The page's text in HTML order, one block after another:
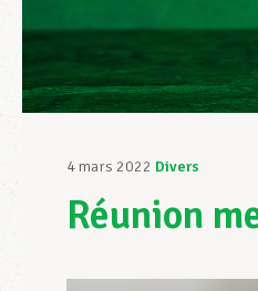
4 mars 2022 Divers
Réunion